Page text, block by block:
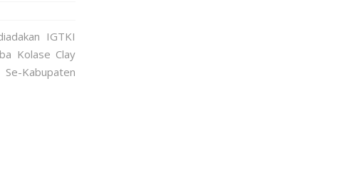
IGTKI
Kolase Clay
Kabupaten